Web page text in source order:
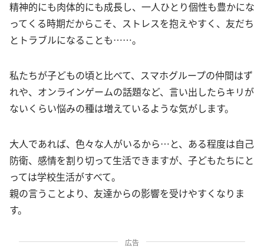
精神的にも肉体的にも成長し、一人ひとり個性も豊かにな
ってくる時期だからこそ、ストレスを抱えやすく、友だち
とトラブルになることも……。
私たちが子どもの頃と比べて、スマホグループの仲間はず
れや、オンラインゲームの話題など、言い出したらキリが
ないくらい悩みの種は増えているような気がします。
大人であれば、色々な人がいるから…と、ある程度は自己
防衛、感情を割り切って生活できますが、子どもたちにと
っては学校生活がすべて。
親の言うことより、友達からの影響を受けやすくなりま
す。
広告